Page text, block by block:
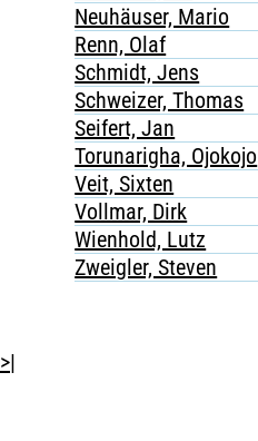
Neuhäuser, Mario
Renn, Olaf
Schmidt, Jens
Schweizer, Thomas
Seifert, Jan
Torunarigha, Ojokojo
Veit, Sixten
Vollmar, Dirk
Wienhold, Lutz
Zweigler, Steven
>|